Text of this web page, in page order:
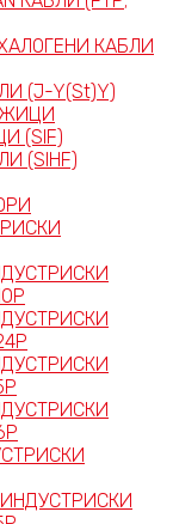
КАБЛИ
(J-Y(St)Y)
ЖИЦИ
(SIF)
(SIHF)